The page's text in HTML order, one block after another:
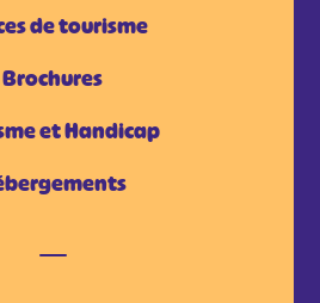
de tourisme
Brochures
et Handicap